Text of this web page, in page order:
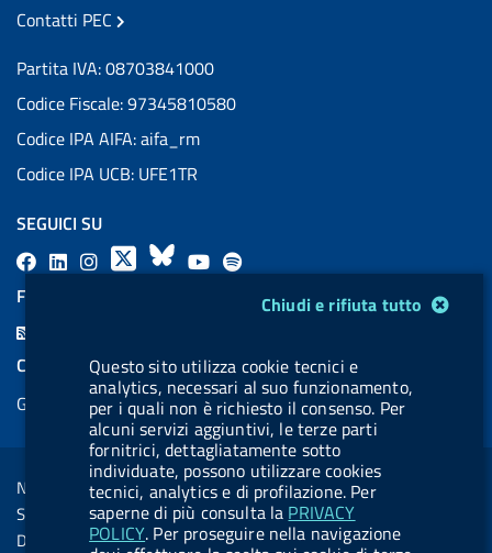
Chiudi e rifiuta tutto
Questo sito utilizza cookie tecnici e
analytics, necessari al suo funzionamento,
per i quali non è richiesto il consenso. Per
alcuni servizi aggiuntivi, le terze parti
fornitrici, dettagliatamente sotto
individuate, possono utilizzare cookies
tecnici, analytics e di profilazione. Per
saperne di più consulta la PRIVACY
POLICY. Per proseguire nella navigazione
Contatti PEC
Partita IVA: 08703841000
Codice Fiscale: 97345810580
Codice IPA AIFA: aifa_rm
Codice IPA UCB: UFE1TR
SEGUICI SU
F
L
l
.
b
u
t
t
X
B
s
k
y
Y
u
b
e
l
l
.
b
u
t
t
FEED RSS
COOKIES
Gestione cookie
Sezione Link Utili
Note legali
Social Media Policy
Dichiarazione di accessibilità